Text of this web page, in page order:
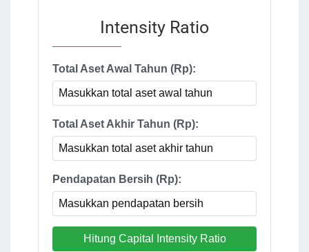
Intensity Ratio
Total Aset Awal Tahun (Rp):
Total Aset Akhir Tahun (Rp):
Pendapatan Bersih (Rp):
Hitung Capital Intensity Ratio